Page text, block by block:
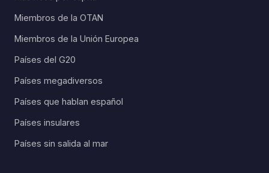
Miembros de la OTAN
Miembros de la Unión Europea
Países del G20
Países megadiversos
Países que hablan español
Países insulares
Países sin salida al mar